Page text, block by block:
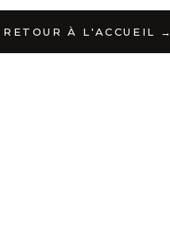
RETOUR À L'ACCUEIL →